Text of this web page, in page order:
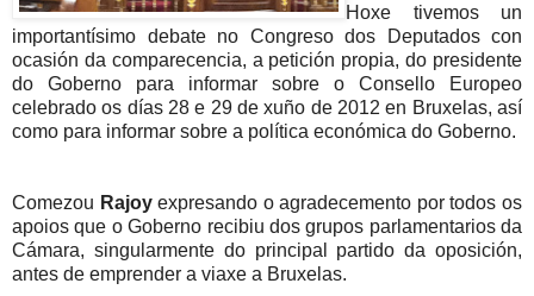
Hoxe tivemos un
importantísimo debate no Congreso dos Deputados con
ocasión da comparecencia, a petición propia, do presidente
do Goberno para informar sobre o Consello Europeo
celebrado os días 28 e 29 de xuño de 2012 en Bruxelas, así
como para informar sobre a política económica do Goberno.
Comezou Rajoyexpresando o agradecemento por todos os
apoios que o Goberno recibiu dos grupos parlamentarios da
Cámara, singularmente do principal partido da oposición,
antes de emprender a viaxe a Bruxelas.